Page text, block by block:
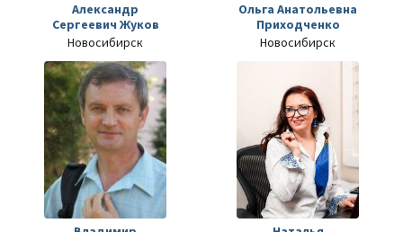
Александр
Сергеевич Жуков
Новосибирск
Ольга Анатольевна
Приходченко
Новосибирск